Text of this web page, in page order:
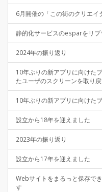
6月開催の「この街のクリエ
静的化サービスのesparをリブ
2024年の振り返り
10年ぶりの新アプリに向けた
たユーザのスクリーンを取り
10年ぶりの新アプリに向けた
設立から18年を迎えました
2023年の振り返り
設立から17年を迎えました
Webサイトをまるっと保存で
す